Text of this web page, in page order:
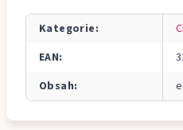
Kategorie:
EAN:
Obsah: